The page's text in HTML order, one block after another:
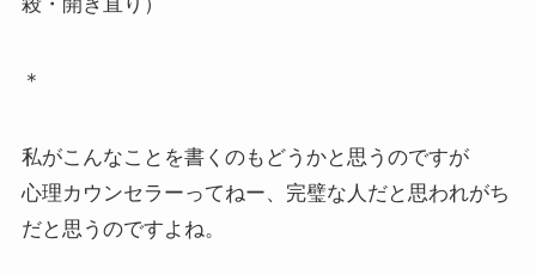
＊
私がこんなことを書くのもどうかと思うのですが
心理カウンセラーってねー、完璧な人だと思われがち
だと思うのですよね。